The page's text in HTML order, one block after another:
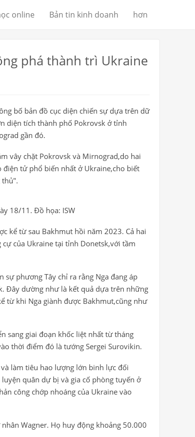
online Bản tin kinh doanh hơn
phá thành trì Ukraine
bố bản đồ cục diện chiến sự dựa trên dữ
diện tích thành phố Pokrovsk ở tỉnh
gần đó.
vây chặt Pokrovsk và Mirnograd,do hai
điện tử phổ biến nhất ở Ukraine,cho biết
thủ".
18/11. Đồ họa: ISW
kể từ sau Bakhmut hồi năm 2023. Cả hai
của Ukraine tại tỉnh Donetsk,với tầm
sự phương Tây chỉ ra rằng Nga đang áp
Đây dường như là kết quả dựa trên những
từ khi Nga giành được Bakhmut,cũng như
sang giai đoạn khốc liệt nhất từ tháng
thời điểm đó là tướng Sergei Surovikin.
làm tiêu hao lượng lớn binh lực đối
quân dự bị và gia cố phòng tuyến ở
công chớp nhoáng của Ukraine vào
Wagner. Họ huy động khoảng 50.000